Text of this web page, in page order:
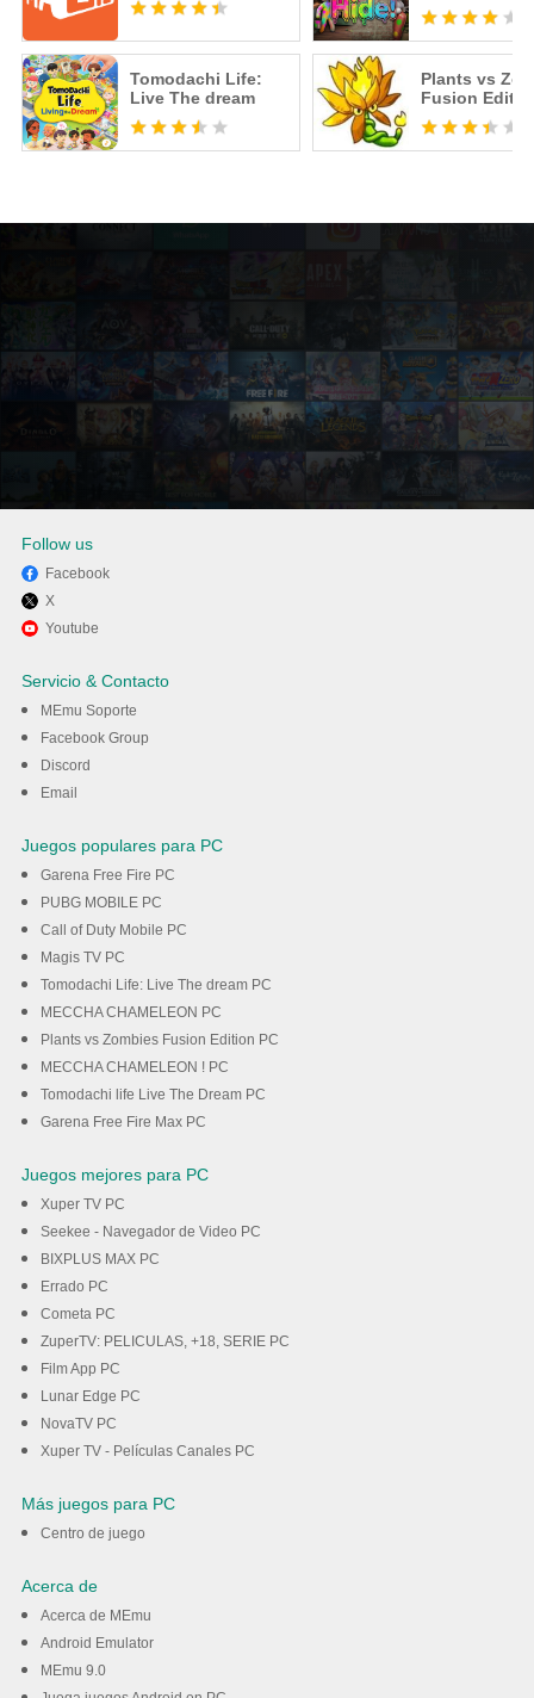
Tomodachi Life:
Live The dream
Plants vs
Fusion
Disfruta jugando Squad
Busters en PC con MEmu
Follow us
Facebook
X
Youtube
Servicio & Contacto
MEmu Soporte
Facebook Group
Discord
Email
Juegos populares para PC
Garena Free Fire PC
PUBG MOBILE PC
Call of Duty Mobile PC
Magis TV PC
Tomodachi Life: Live The dream PC
MECCHA CHAMELEON PC
Plants vs Zombies Fusion Edition PC
MECCHA CHAMELEON ! PC
Tomodachi life Live The Dream PC
Garena Free Fire Max PC
Juegos mejores para PC
Xuper TV PC
Seekee - Navegador de Video PC
BIXPLUS MAX PC
Errado PC
Cometa PC
ZuperTV: PELICULAS, +18, SERIE PC
Film App PC
Lunar Edge PC
NovaTV PC
Xuper TV - Películas Canales PC
Más juegos para PC
Centro de juego
Acerca de
Acerca de MEmu
Android Emulator
MEmu 9.0